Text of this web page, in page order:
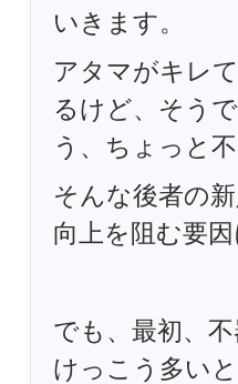
いきます。
アタマがキレ
るけど、そう
う、ちょっと
そんな後者の
向上を阻む要
でも、最初、
けっこう多い